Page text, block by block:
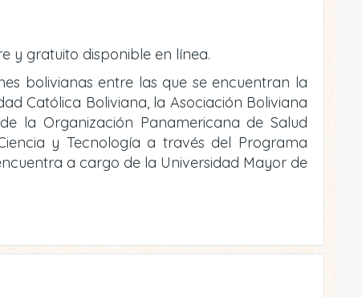
y gratuito disponible en línea.
bolivianas entre las que se encuentran la
Católica Boliviana, la Asociación Boliviana
la Organización Panamericana de Salud
y Tecnología a través del Programa
a cargo de la Universidad Mayor de